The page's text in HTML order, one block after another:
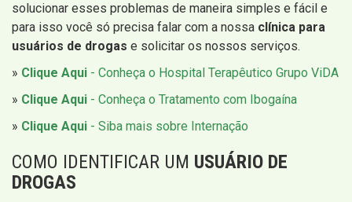
solucionar esses problemas de maneira simples e fácil e
para isso você só precisa falar com a nossa clínica para
usuários de drogas e solicitar os nossos serviços.
» Clique Aqui - Conheça o Hospital Terapêutico Grupo ViDA
» Clique Aqui - Conheça o Tratamento com Ibogaína
» Clique Aqui - Siba mais sobre Internação
COMO IDENTIFICAR UM USUÁRIO DE
DROGAS